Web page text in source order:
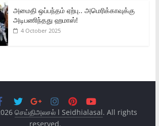
அமைதி ஒப்பந்தம் ஏற்பு.. அமெரிக்காவுக்கு
அடிபணிந்தது ஹமாஸ்!
4 October 2025
செய்திஅலசல் l Seidhialasal. All rights
reserved.